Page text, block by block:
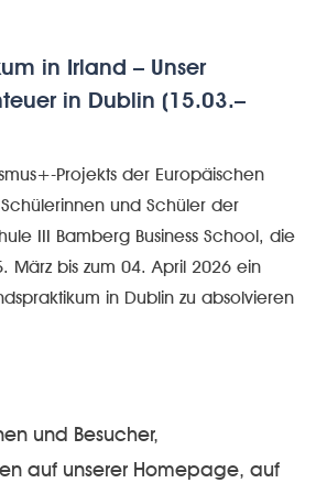
in Irland – Unser
in Dublin (15.03.–
Projekts der Europäischen
und Schüler der
III Bamberg Business School, die
März bis zum 04. April 2026 ein
in Dublin zu absolvieren
und Besucher,
auf unserer Homepage, auf